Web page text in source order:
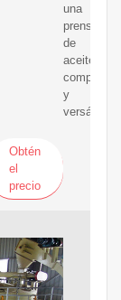
una
prensa
de
aceite
compacta
y
versátil
Obtén
el
precio